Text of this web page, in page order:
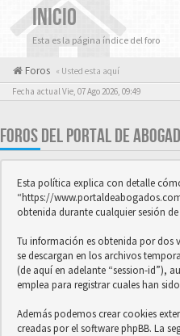
INICIO
Esta es la página índice del foro
Foros « Usted esta aquí
Fecha actual Vie, 07 Ago 2026, 09:49
FOROS DEL PORTAL DE
Esta política explica con detalle
“https://
obtenida durante cualquier sesión
Tu información es obtenida por dos
se descargan en los archivos
(de aquí en adelante “session-id”),
emplea para registrar cuales han
Además podemos crear cookies
creadas por el software phpBB. La